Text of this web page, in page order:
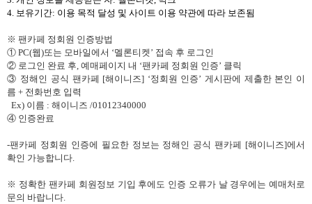
4. 보유기간: 이용 목적 달성 및 사이트 이용 약관에 따라 보존됨
※ 팬카페 정회원 인증방법
① PC(웹)또는 모바일에서 ‘멜론티켓’ 접속 후 로그인
② 로그인 완료 후, 예매페이지 내 ‘팬카페 정회원 인증’ 클릭
③ 정해인 공식 팬카페 [해이니즈] ‘정회원 인증’ 게시판에 제출한 본인 이
름 + 전화번호 입력
Ex) 이름 : 해이니즈 /01012340000
④ 인증완료
-팬카페 정회원 인증에 필요한 정보는 정해인 공식 팬카페 [해이니즈]에서
확인 가능합니다.
※ 정확한 팬카페 회원정보 기입 후에도 인증 오류가 날 경우에는 예매처로
문의 바랍니다.